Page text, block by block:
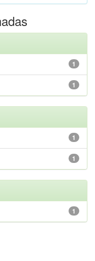
1
1
1
1
1